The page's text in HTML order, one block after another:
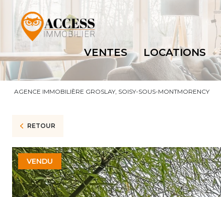
VENTES LOCATIONS
AGENCE IMMOBILIÈRE GROSLAY, SOISY-SOUS-MONTMORENCY
RETOUR
VENDU